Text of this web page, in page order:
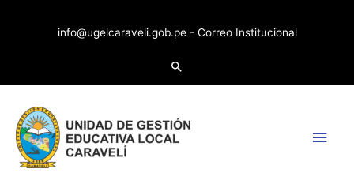
info@ugelcaraveli.gob.pe - Correo Institucional